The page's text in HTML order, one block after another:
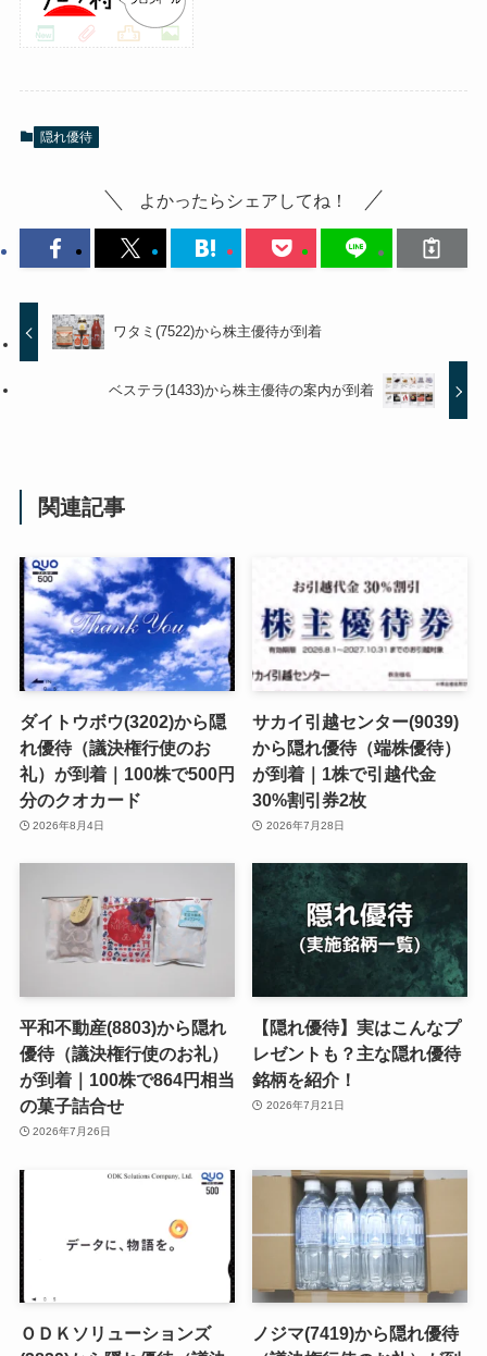
隠れ優待
よかったらシェアしてね！
ワタミ(7522)から株主優待が到着
ベステラ(1433)から株主優待の案内が到着
関連記事
ダイトウボウ(3202)から隠
れ優待（議決権行使のお
礼）が到着｜100株で500円
分のクオカード
2026年8月4日
サカイ引越センター(9039)
から隠れ優待（端株優待）
が到着｜1株で引越代金
30%割引券2枚
2026年7月28日
平和不動産(8803)から隠れ
優待（議決権行使のお礼）
が到着｜100株で864円相当
の菓子詰合せ
2026年7月26日
【隠れ優待】実はこんなプ
レゼントも？主な隠れ優待
銘柄を紹介！
2026年7月21日
ＯＤＫソリューションズ
ノジマ(7419)から隠れ優待